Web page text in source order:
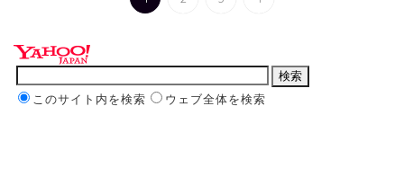
このサイト内を検索 ウェブ全体を検索